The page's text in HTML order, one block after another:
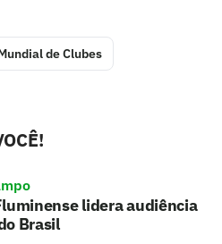
de Clubes
lidera audiência
Brasil